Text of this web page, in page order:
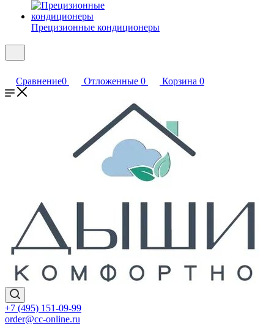
Прецизионные кондиционеры
Сравнение0 Отложенные 0 Корзина 0
+7 (495) 151-09-99
order@cc-online.ru